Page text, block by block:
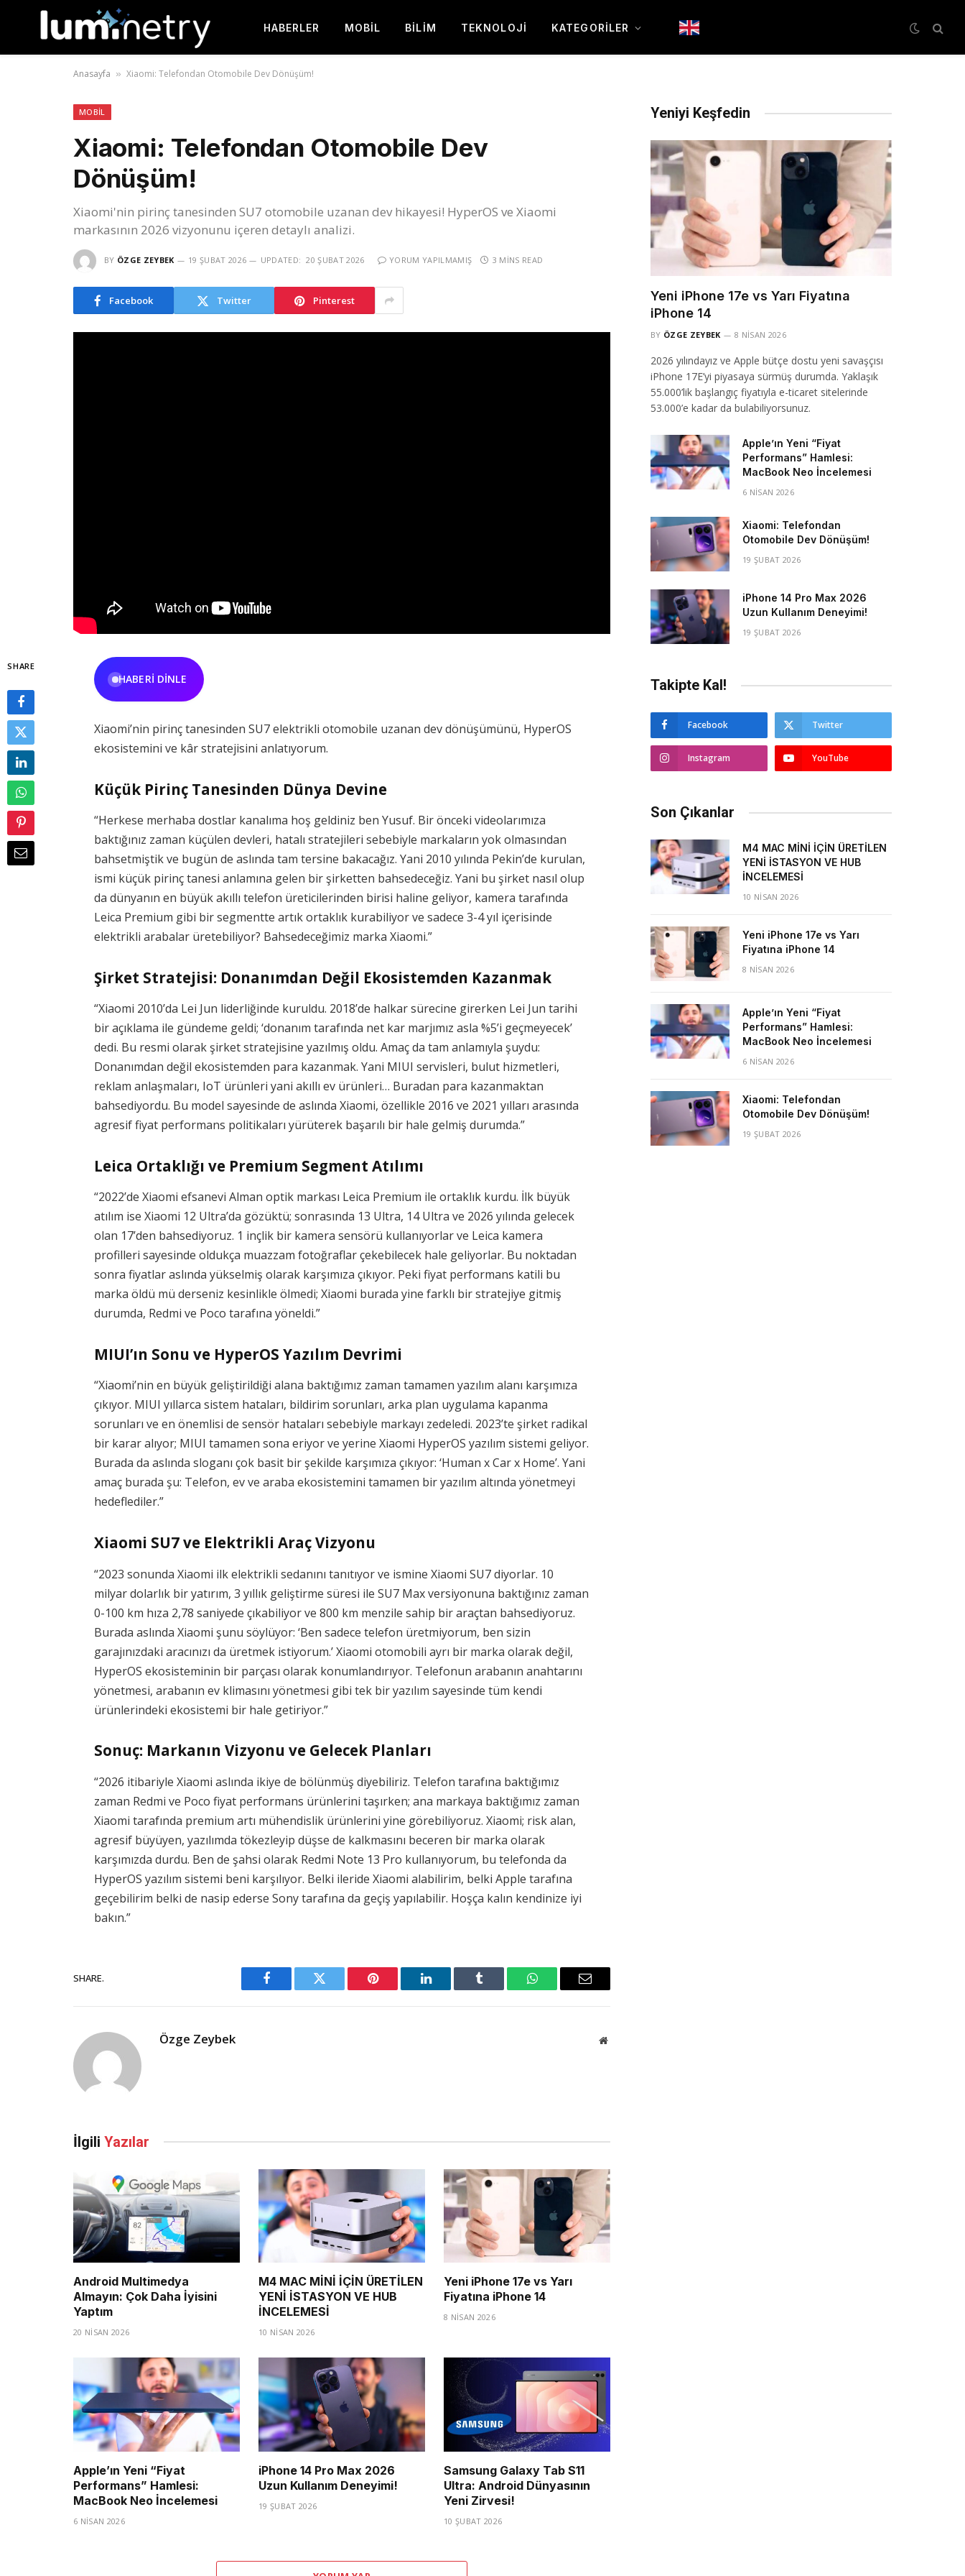
HABERLER MOBIL BILIM TEKNOLOJI KATEGORILER
Anasayfa » Xiaomi: Telefondan Otomobile Dev Dönüşüm!
MOBIL
Xiaomi: Telefondan Otomobile Dev
Dönüşüm!
Xiaomi'nin pirinç tanesinden SU7 otomobile uzanan dev hikayesi! HyperOS ve Xiaomi
markasının 2026 vizyonunu içeren detaylı analizi.
BY ÖZGE ZEYBEK 19 ŞUBAT 2026 UPDATED: 20 ŞUBAT 2026 YORUM YAPILMAMIŞ 3 MINS READ
Facebook Twitter Pinterest
SHARE
HABERI DINLE
Xiaomi’nin pirinç tanesinden SU7 elektrikli otomobile uzanan dev dönüşümünü, HyperOS
ekosistemini ve kâr stratejisini anlatıyorum.
Küçük Pirinç Tanesinden Dünya Devine
“Herkese merhaba dostlar kanalıma hoş geldiniz ben Yusuf. Bir önceki videolarımıza
baktığınız zaman küçülen devleri, hatalı stratejileri sebebiyle markaların yok olmasından
bahsetmiştik ve bugün de aslında tam tersine bakacağız. Yani 2010 yılında Pekin’de kurulan,
ismi küçük pirinç tanesi anlamına gelen bir şirketten bahsedeceğiz. Yani bu şirket nasıl olup
da dünyanın en büyük akıllı telefon üreticilerinden birisi haline geliyor, kamera tarafında
Leica Premium gibi bir segmentte artık ortaklık kurabiliyor ve sadece 3-4 yıl içerisinde
elektrikli arabalar üretebiliyor? Bahsedeceğimiz marka Xiaomi.”
Şirket Stratejisi: Donanımdan Değil Ekosistemden Kazanmak
“Xiaomi 2010’da Lei Jun liderliğinde kuruldu. 2018’de halkar sürecine girerken Lei Jun tarihi
bir açıklama ile gündeme geldi; ‘donanım tarafında net kar marjımız asla %5’i geçmeyecek’
dedi. Bu resmi olarak şirket stratejisine yazılmış oldu. Amaç da tam anlamıyla şuydu:
Donanımdan değil ekosistemden para kazanmak. Yani MIUI servisleri, bulut hizmetleri,
reklam anlaşmaları, IoT ürünleri yani akıllı ev ürünleri… Buradan para kazanmaktan
bahsediyordu. Bu model sayesinde de aslında Xiaomi, özellikle 2016 ve 2021 yılları arasında
agresif fiyat performans politikaları yürüterek başarılı bir hale gelmiş durumda.”
Leica Ortaklığı ve Premium Segment Atılımı
“2022’de Xiaomi efsanevi Alman optik markası Leica Premium ile ortaklık kurdu. İlk büyük
atılım ise Xiaomi 12 Ultra’da gözüktü; sonrasında 13 Ultra, 14 Ultra ve 2026 yılında gelecek
olan 17’den bahsediyoruz. 1 inçlik bir kamera sensörü kullanıyorlar ve Leica kamera
profilleri sayesinde oldukça muazzam fotoğraflar çekebilecek hale geliyorlar. Bu noktadan
sonra fiyatlar aslında yükselmiş olarak karşımıza çıkıyor. Peki fiyat performans katili bu
marka öldü mü derseniz kesinlikle ölmedi; Xiaomi burada yine farklı bir stratejiye gitmiş
durumda, Redmi ve Poco tarafına yöneldi.”
MIUI’ın Sonu ve HyperOS Yazılım Devrimi
“Xiaomi’nin en büyük geliştirildiği alana baktığımız zaman tamamen yazılım alanı karşımıza
çıkıyor. MIUI yıllarca sistem hataları, bildirim sorunları, arka plan uygulama kapanma
sorunları ve en önemlisi de sensör hataları sebebiyle markayı zedeledi. 2023’te şirket radikal
bir karar alıyor; MIUI tamamen sona eriyor ve yerine Xiaomi HyperOS yazılım sistemi geliyor.
Burada da aslında sloganı çok basit bir şekilde karşımıza çıkıyor: ‘Human x Car x Home’. Yani
amaç burada şu: Telefon, ev ve araba ekosistemini tamamen bir yazılım altında yönetmeyi
hedeflediler.”
Xiaomi SU7 ve Elektrikli Araç Vizyonu
“2023 sonunda Xiaomi ilk elektrikli sedanını tanıtıyor ve ismine Xiaomi SU7 diyorlar. 10
milyar dolarlık bir yatırım, 3 yıllık geliştirme süresi ile SU7 Max versiyonuna baktığınız zaman
0-100 km hıza 2,78 saniyede çıkabiliyor ve 800 km menzile sahip bir araçtan bahsediyoruz.
Burada aslında Xiaomi şunu söylüyor: ‘Ben sadece telefon üretmiyorum, ben sizin
garajınızdaki aracınızı da üretmek istiyorum.’ Xiaomi otomobili ayrı bir marka olarak değil,
HyperOS ekosisteminin bir parçası olarak konumlandırıyor. Telefonun arabanın anahtarını
yönetmesi, arabanın ev klimasını yönetmesi gibi tek bir yazılım sayesinde tüm kendi
ürünlerindeki ekosistemi bir hale getiriyor.”
Sonuç: Markanın Vizyonu ve Gelecek Planları
“2026 itibariyle Xiaomi aslında ikiye de bölünmüş diyebiliriz. Telefon tarafına baktığımız
zaman Redmi ve Poco fiyat performans ürünlerini taşırken; ana markaya baktığımız zaman
Xiaomi tarafında premium artı mühendislik ürünlerini yine görebiliyoruz. Xiaomi; risk alan,
agresif büyüyen, yazılımda tökezleyip düşse de kalkmasını beceren bir marka olarak
karşımızda durdu. Ben de şahsi olarak Redmi Note 13 Pro kullanıyorum, bu telefonda da
HyperOS yazılım sistemi beni karşılıyor. Belki ileride Xiaomi alabilirim, belki Apple tarafına
geçebilirim belki de nasip ederse Sony tarafına da geçiş yapılabilir. Hoşça kalın kendinize iyi
bakın.”
SHARE.
Facebook Twitter Pinterest LinkedIn Tumblr WhatsAppEmail
Özge Zeybek
Web
İlgili Yazılar
Android Multimedya
Almayın: Çok Daha İyisini
Yaptım
20 NISAN 2026
M4 MAC MİNİ İÇİN ÜRETİLEN
YENİ İSTASYON VE HUB
İNCELEMESİ
10 NISAN 2026
Yeni iPhone 17e vs Yarı
Fiyatına iPhone 14
8 NISAN 2026
Apple’ın Yeni “Fiyat
Performans” Hamlesi:
MacBook Neo İncelemesi
6 NISAN 2026
iPhone 14 Pro Max 2026
Uzun Kullanım Deneyimi!
19 ŞUBAT 2026
Samsung Galaxy Tab S11
Ultra: Android Dünyasının
Yeni Zirvesi!
10 ŞUBAT 2026
Yeniyi Keşfedin
Yeni iPhone 17e vs Yarı Fiyatına
iPhone 14
BY ÖZGE ZEYBEK 8 NISAN 2026
2026 yılındayız ve Apple bütçe dostu yeni savaşçısı
iPhone 17E’yi piyasaya sürmüş durumda. Yaklaşık
55.000’lik başlangıç fiyatıyla e-ticaret sitelerinde
53.000’e kadar da bulabiliyorsunuz.
Apple’ın Yeni “Fiyat
Performans” Hamlesi:
MacBook Neo İncelemesi
6 NISAN 2026
Xiaomi: Telefondan
Otomobile Dev Dönüşüm!
19 ŞUBAT 2026
iPhone 14 Pro Max 2026
Uzun Kullanım Deneyimi!
19 ŞUBAT 2026
Takipte Kal!
Facebook Twitter
Instagram YouTube
Son Çıkanlar
M4 MAC MİNİ İÇİN ÜRETİLEN
YENİ İSTASYON VE HUB
İNCELEMESİ
10 NISAN 2026
Yeni iPhone 17e vs Yarı
Fiyatına iPhone 14
8 NISAN 2026
Apple’ın Yeni “Fiyat
Performans” Hamlesi:
MacBook Neo İncelemesi
6 NISAN 2026
Xiaomi: Telefondan
Otomobile Dev Dönüşüm!
19 ŞUBAT 2026